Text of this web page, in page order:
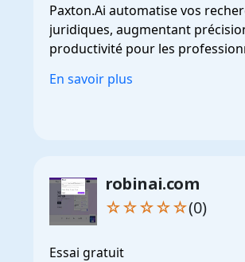
Paxton.Ai automatise vos
juridiques, augmentant
productivité pour les
En savoir plus
robinai.com
☆☆☆☆☆(0)
Essai gratuit